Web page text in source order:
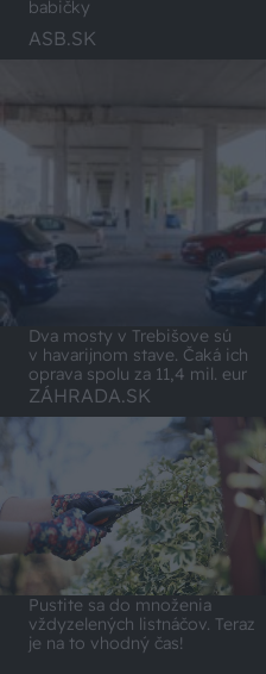
babičky
ASB.SK
Dva mosty v Trebišove sú
v havarijnom stave. Čaká ich
oprava spolu za 11,4 mil. eur
ZÁHRADA.SK
Pustite sa do množenia
vždyzelených listnáčov. Teraz
je na to vhodný čas!